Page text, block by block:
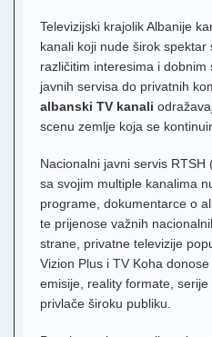
Televizijski krajolik Albanije
kanali koji nude širok spektar
različitim interesima i
javnih servisa do privatnih
albanski TV kanali
scenu zemlje koja se
Nacionalni javni servis RTSH
sa svojim multiple kanalima
programe, dokumentarce o
te prijenose važnih
strane, privatne televizije
Vizion Plus i TV Koha
emisije, reality formate,
privlače široku publiku.